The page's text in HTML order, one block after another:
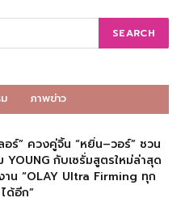
ภาพข่าว
อร์” ควงคู่จิ้น “หยิ่น–วอร์” ชวน
YOUNG กับเซรั่มสูตรใหม่ล่าสุด
าน “OLAY Ultra Firming ทุก
ด้อีก”